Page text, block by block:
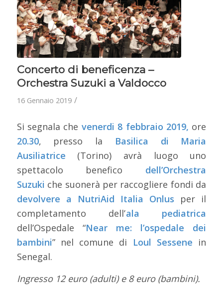
Concerto di beneficenza –
Orchestra Suzuki a Valdocco
16 Gennaio 2019 /
Si segnala che venerdi 8 febbraio 2019, ore
20.30, presso la Basilica di Maria
Ausiliatrice (Torino) avrà luogo uno
spettacolo benefico dell’Orchestra
Suzuki che suonerà per raccogliere fondi da
devolvere a NutriAid Italia Onlus per il
completamento dell’ala pediatrica
dell’Ospedale “Near me: l’ospedale dei
bambini” nel comune di Loul Sessene in
Senegal.
Ingresso 12 euro (adulti) e 8 euro (bambini).